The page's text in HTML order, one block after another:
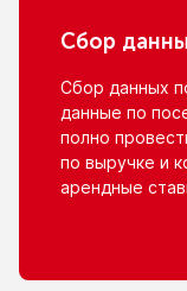
Сбор
Сбор данных
данные по
полно
по выручке и
арендные